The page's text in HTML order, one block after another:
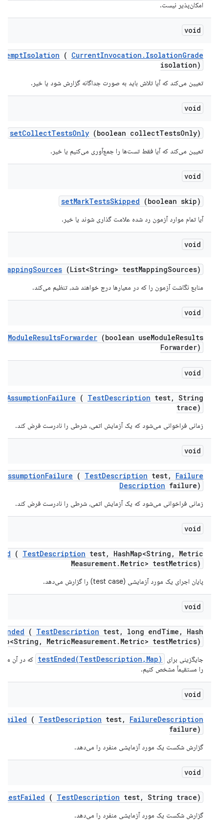
امکان‌پذیر نیست.
void
Isolation ( CurrentInvocation . IsolationGrade
isolation)
تعیین می‌کند که آیا تلاش باید به صورت جداگانه گزارش شود یا خیر.
void
setCollectTestsOnly (boolean collectTestsOnly)
تعیین می‌کند که آیا فقط تست‌ها را جمع‌آوری می‌کنیم یا خیر.
void
setMarkTestsSkipped (boolean skip)
آیا تمام موارد آزمون رد شده علامت گذاری شوند یا خیر.
void
MappingSources (List<String> testMappingSources)
منابع نگاشت آزمون را که در معیارها درج خواهند شد، تنظیم می‌کند.
void
ModuleResultsForwarder (boolean useModuleResults
Forwarder)
void
AssumptionFailure ( TestDescription test, String
trace)
زمانی فراخوانی می‌شود که یک آزمایش اتمی، شرطی را نادرست فرض کند.
void
AssumptionFailure ( TestDescription test,
Failure
Description failure)
زمانی فراخوانی می‌شود که یک آزمایش اتمی، شرطی را نادرست فرض کند.
void
( TestDescription test, HashMap<String ,
Metric
Measurement. Metric> testMetrics)
پایان اجرای یک مورد آزمایشی (test case) را گزارش می‌دهد.
void
Ended ( TestDescription test, long endTime ,
Hash
, MetricMeasurement. Metric> testMetrics)
جایگزینی برای testEnded(TestDescription,Map) که در آن
را مستقیماً مشخص کنیم.
void
Failed ( TestDescription test, FailureDescription
failure)
گزارش شکست یک مورد آزمایشی منفرد را می‌دهد.
void
testFailed ( TestDescription test, String trace)
گزارش شکست یک مورد آزمایشی منفرد را می‌دهد.